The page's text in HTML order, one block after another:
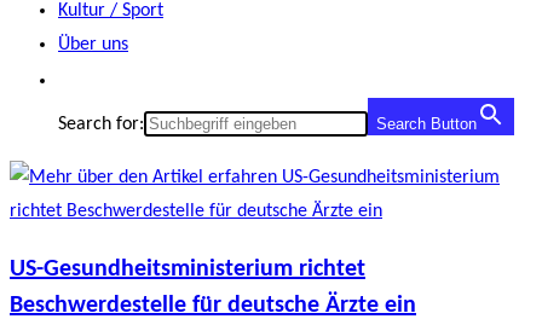
Kultur / Sport
Über uns
Search for: Search Button
US-Gesundheitsministerium richtet
Beschwerdestelle für deutsche Ärzte ein